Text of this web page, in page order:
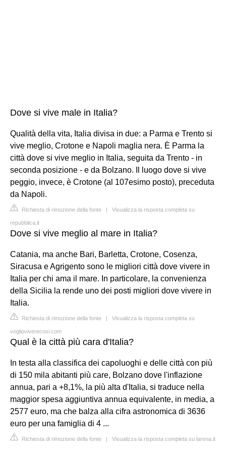
Dove si vive male in Italia?
Qualità della vita, Italia divisa in due: a Parma e Trento si
vive meglio, Crotone e Napoli maglia nera. È Parma la
città dove si vive meglio in Italia, seguita da Trento - in
seconda posizione - e da Bolzano. Il luogo dove si vive
peggio, invece, è Crotone (al 107esimo posto), preceduta
da Napoli.
Richiesta di rimozione della fonte | Visualizza la risposta completa su
repubblica.it
Dove si vive meglio al mare in Italia?
Catania, ma anche Bari, Barletta, Crotone, Cosenza,
Siracusa e Agrigento sono le migliori città dove vivere in
Italia per chi ama il mare. In particolare, la convenienza
della Sicilia la rende uno dei posti migliori dove vivere in
Italia.
Richiesta di rimozione della fonte | Visualizza la risposta completa su
voglioviverecosi.com
Qual è la città più cara d'Italia?
In testa alla classifica dei capoluoghi e delle città con più
di 150 mila abitanti più care, Bolzano dove l'inflazione
annua, pari a +8,1%, la più alta d'Italia, si traduce nella
maggior spesa aggiuntiva annua equivalente, in media, a
2577 euro, ma che balza alla cifra astronomica di 3636
euro per una famiglia di 4 ...
Richiesta di rimozione della fonte | Visualizza la risposta completa su larena.it